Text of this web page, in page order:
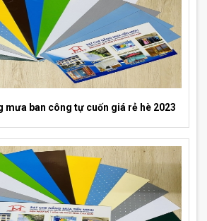
mưa ban công tự cuốn giá rẻ hè 2023